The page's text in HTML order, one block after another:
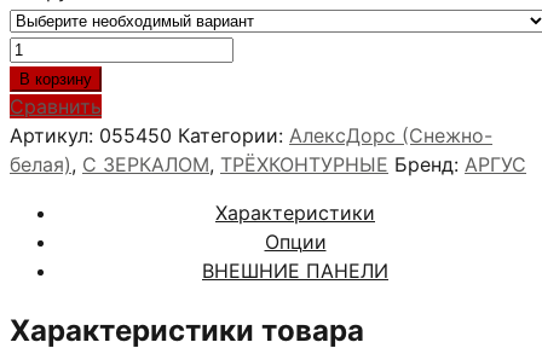
Количество
товара
АлексДорс
МИЛЛИ
Роял
белый
(снежно-
белый)
В корзину
Сравнить
Артикул: 055450 Категории: АлексДорс (Снежно-
белая), С ЗЕРКАЛОМ, ТРЁХКОНТУРНЫЕ Бренд: АРГУС
Характеристики
Опции
ВНЕШНИЕ ПАНЕЛИ
Характеристики товара